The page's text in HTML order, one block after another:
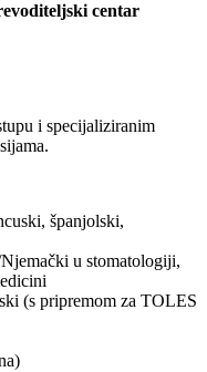
centar
i specijaliziranim
španjolski,
u stomatologiji,
(s pripremom za TOLES